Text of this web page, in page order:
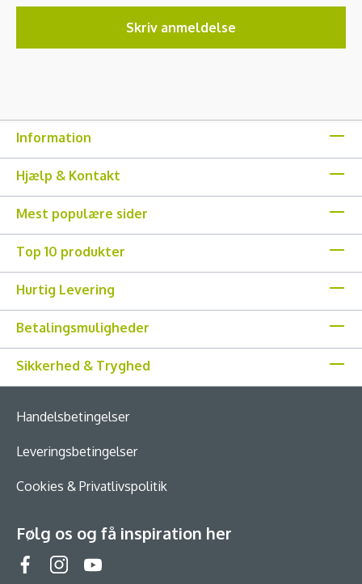
Skriv anmeldelse
Information
Hjælp & Kontakt
Mest populære sider
Top 10 produkter
Hurtig Levering
Betalingsmuligheder
Sikkerhed & Tryghed
Handelsbetingelser
Leveringsbetingelser
Cookies & Privatlivspolitik
Følg os og få inspiration her